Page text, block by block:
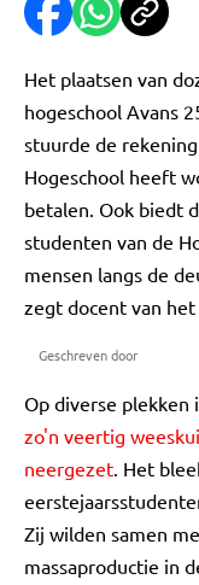
Het plaatsen van
hogeschool Avans
stuurde de
Hogeschool heeft
betalen. Ook biedt
studenten van de
mensen langs de
zegt docent van
Geschreven door
Op diverse plekken
zo'n veertig
neergezet. Het
Zij wilden samen
massaproductie in